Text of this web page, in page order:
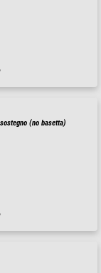
(no basetta)